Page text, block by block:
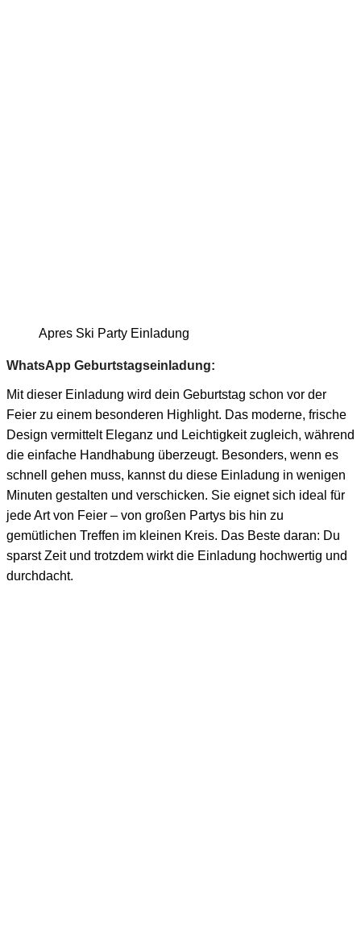
Apres Ski Party Einladung
WhatsApp Geburtstagseinladung:
Mit dieser Einladung wird dein Geburtstag schon vor der
Feier zu einem besonderen Highlight. Das moderne, frische
Design vermittelt Eleganz und Leichtigkeit zugleich, während
die einfache Handhabung überzeugt. Besonders, wenn es
schnell gehen muss, kannst du diese Einladung in wenigen
Minuten gestalten und verschicken. Sie eignet sich ideal für
jede Art von Feier – von großen Partys bis hin zu
gemütlichen Treffen im kleinen Kreis. Das Beste daran: Du
sparst Zeit und trotzdem wirkt die Einladung hochwertig und
durchdacht.